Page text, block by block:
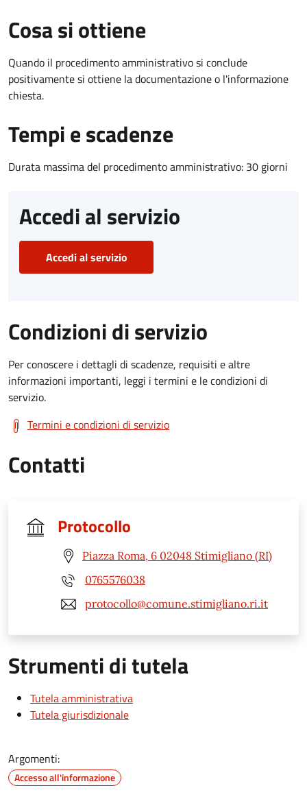
Cosa si ottiene
Quando il procedimento amministrativo si conclude
positivamente si ottiene la documentazione o l'informazione
chiesta.
Tempi e scadenze
Durata massima del procedimento amministrativo: 30 giorni
Accedi al servizio
Accedi al servizio
Condizioni di servizio
Per conoscere i dettagli di scadenze, requisiti e altre
informazioni importanti, leggi i termini e le condizioni di
servizio.
Termini e condizioni di servizio
Contatti
Protocollo
Piazza Roma, 6 02048 Stimigliano (RI)
0765576038
protocollo@comune.stimigliano.ri.it
Strumenti di tutela
Tutela amministrativa
Tutela giurisdizionale
Argomenti:
Accesso all'informazione